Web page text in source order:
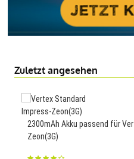
Zuletzt angesehen
2300mAh Akku passend für
Zeon(3G)